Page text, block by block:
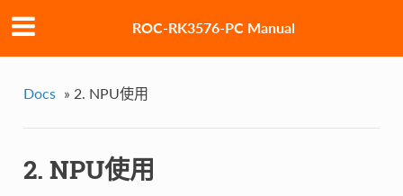
ROC-RK3576-PC Manual
Docs » 2. NPU使用
2. NPU使用